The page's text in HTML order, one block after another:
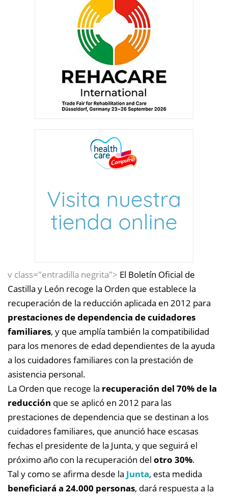
v class="entradilla negrita"> El Boletín Oficial de
Castilla y León recoge la Orden que establece la
recuperación de la reducción aplicada en 2012 para
prestaciones de dependencia de cuidadores
familiares, y que amplía también la compatibilidad
para los menores de edad dependientes de la ayuda
a los cuidadores familiares con la prestación de
asistencia personal.
La Orden que recoge la recuperación del 70% de la
reducción que se aplicó en 2012 para las
prestaciones de dependencia que se destinan a los
cuidadores familiares, que anunció hace escasas
fechas el presidente de la Junta, y que seguirá el
próximo año con la recuperación del otro 30%.
Tal y como se afirma desde la Junta, esta medida
beneficiará a 24.000 personas, dará respuesta a la